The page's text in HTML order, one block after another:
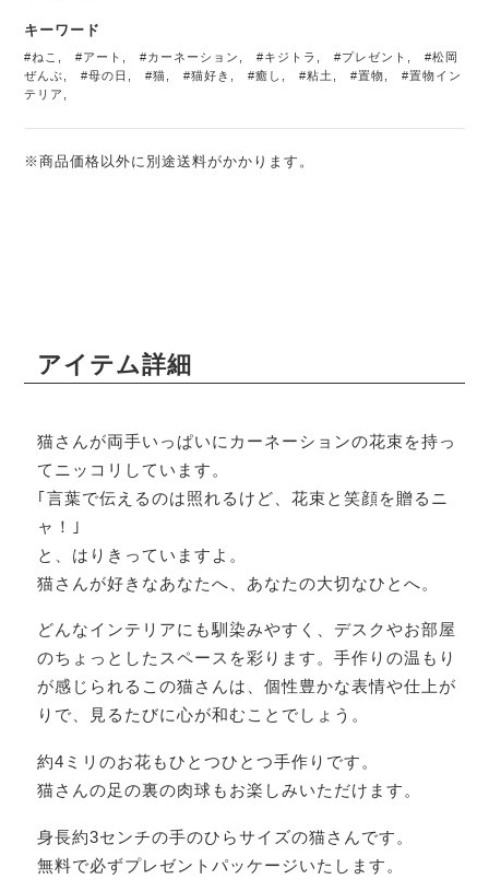
キーワード
#ねこ ,#アート ,#カーネーション ,#キジトラ ,#プレゼント ,#松岡
ぜんぶ
,#母の日 ,#猫 ,#猫好き ,#癒し ,#粘土 ,#置物 ,#置物イン
テリア
※商品価格以外に別途送料がかかります。
アイテム詳細
猫さんが両手いっぱいにカーネーションの花束を持っ
てニッコリしています。
｢言葉で伝えるのは照れるけど、花束と笑顔を贈るニ
ャ！｣
と、はりきっていますよ。
猫さんが好きなあなたへ、あなたの大切なひとへ。
どんなインテリアにも馴染みやすく、デスクやお部屋
のちょっとしたスペースを彩ります。手作りの温もり
が感じられるこの猫さんは、個性豊かな表情や仕上が
りで、見るたびに心が和むことでしょう。
約4ミリのお花もひとつひとつ手作りです。
猫さんの足の裏の肉球もお楽しみいただけます。
身長約3センチの手のひらサイズの猫さんです。
無料で必ずプレゼントパッケージいたします。